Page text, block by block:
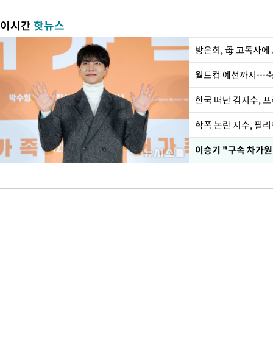
이시간핫뉴스
방은희, 母 고독사
월드컵 예선까지…
한국 떠난 김지수,
학폭 논란 지수, 필
이승기 "구속 차가